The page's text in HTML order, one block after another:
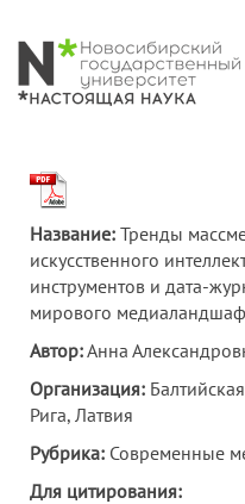
Название: Тренды
искусственного
инструментов и дата-
мирового
Автор:Анна
Организация:
Рига, Латвия
Рубрика: Современные
Для цитирования: